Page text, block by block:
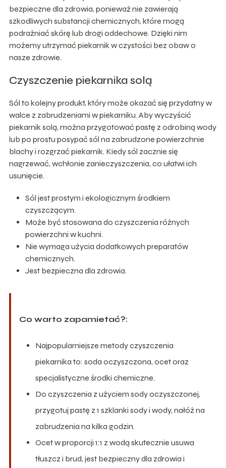
bezpieczne dla zdrowia, ponieważ nie zawierają
szkodliwych substancji chemicznych, które mogą
podrażniać skórę lub drogi oddechowe. Dzięki nim
możemy utrzymać piekarnik w czystości bez obaw o
nasze zdrowie.
Czyszczenie piekarnika solą
Sól to kolejny produkt, który może okazać się przydatny w
walce z zabrudzeniami w piekarniku. Aby wyczyścić
piekarnik solą, można przygotować pastę z odrobiną wody
lub po prostu posypać sól na zabrudzone powierzchnie
blachy i rozgrzać piekarnik. Kiedy sól zacznie się
nagrzewać, wchłonie zanieczyszczenia, co ułatwi ich
usunięcie.
Sól jest prostym i ekologicznym środkiem
czyszczącym.
Może być stosowana do czyszczenia różnych
powierzchni w kuchni.
Nie wymaga użycia dodatkowych preparatów
chemicznych.
Jest bezpieczna dla zdrowia.
Co warto zapamietać?:
Najpopularniejsze metody czyszczenia
piekarnika to: soda oczyszczona, ocet oraz
specjalistyczne środki chemiczne.
Do czyszczenia z użyciem sody oczyszczonej,
przygotuj pastę z 1 szklanki sody i wody, nałóż na
zabrudzenia na kilka godzin.
Ocet w proporcji 1:1 z wodą skutecznie usuwa
tłuszcz i brud, jest bezpieczny dla zdrowia i